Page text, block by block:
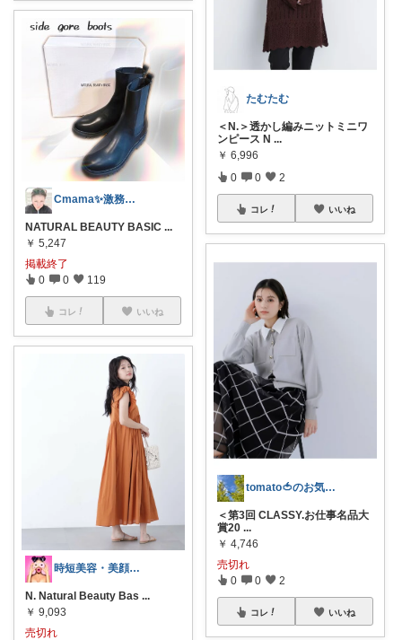
Cmama✨激務中😭後日お伺い🙏
NATURAL BEAUTY BASIC ...
￥ 5,247
掲載終了
0 0 119
コレ いいね
時短美容・美顔器mania★
N. Natural Beauty Bas ...
￥ 9,093
売切れ
たむたむ
＜N.＞透かし編みニットミニワ
ンピース N ...
￥ 6,996
0 0 2
コレ いいね
tomato🍅のお気に入り
＜第3回 CLASSY.お仕事名品大
賞20 ...
￥ 4,746
売切れ
0 0 2
コレ いいね